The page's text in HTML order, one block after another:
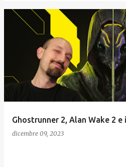
Ghostrunner 2, Alan Wake 2 e
dicembre 09, 2023